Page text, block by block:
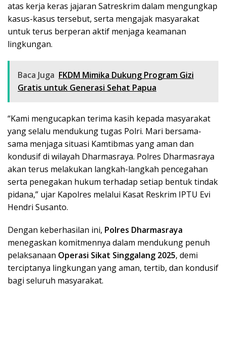
atas kerja keras jajaran Satreskrim dalam mengungkap
kasus-kasus tersebut, serta mengajak masyarakat
untuk terus berperan aktif menjaga keamanan
lingkungan.
Baca Juga FKDM Mimika Dukung Program Gizi
Gratis untuk Generasi Sehat Papua
“Kami mengucapkan terima kasih kepada masyarakat
yang selalu mendukung tugas Polri. Mari bersama-
sama menjaga situasi Kamtibmas yang aman dan
kondusif di wilayah Dharmasraya. Polres Dharmasraya
akan terus melakukan langkah-langkah pencegahan
serta penegakan hukum terhadap setiap bentuk tindak
pidana,” ujar Kapolres melalui Kasat Reskrim IPTU Evi
Hendri Susanto.
Dengan keberhasilan ini, Polres Dharmasraya
menegaskan komitmennya dalam mendukung penuh
pelaksanaan Operasi Sikat Singgalang 2025, demi
terciptanya lingkungan yang aman, tertib, dan kondusif
bagi seluruh masyarakat.